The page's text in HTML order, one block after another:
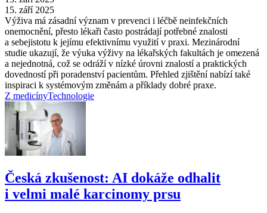
15. září 2025
Výživa má zásadní význam v prevenci i léčbě neinfekčních
onemocnění, přesto lékaři často postrádají potřebné znalosti
a sebejistotu k jejímu efektivnímu využití v praxi. Mezinárodní
studie ukazují, že výuka výživy na lékařských fakultách je omezená
a nejednotná, což se odráží v nízké úrovni znalostí a praktických
dovedností při poradenství pacientům. Přehled zjištění nabízí také
inspiraci k systémovým změnám a příklady dobré praxe.
Z medicínyTechnologie
Česká zkušenost: AI dokáže odhalit
i velmi malé karcinomy prsu